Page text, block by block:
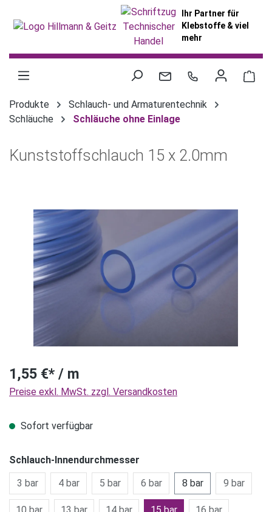
Ihr Partner für
Klebstoffe & viel
mehr
Produkte
Schlauch- und Armaturentechnik
Schläuche
Schläuche ohne Einlage
Kunststoffschlauch 15 x 2.0mm
Bildergalerie überspringen
1,55 €* / m
Preise exkl. MwSt. zzgl. Versandkosten
Sofort verfügbar
Schlauch-Innendurchmesser
3 bar
4 bar 5 bar 6 bar 8 bar 9 bar